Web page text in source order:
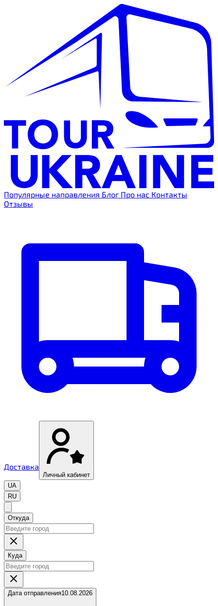
Популярные направления Блог Про нас Контакты
Отзывы
Доставка
Личный кабинет
UA
RU
Откуда
Куда
Дата отправления10.08.2026